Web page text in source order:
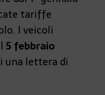
tariffe
I veicoli
5 febbraio
una lettera di